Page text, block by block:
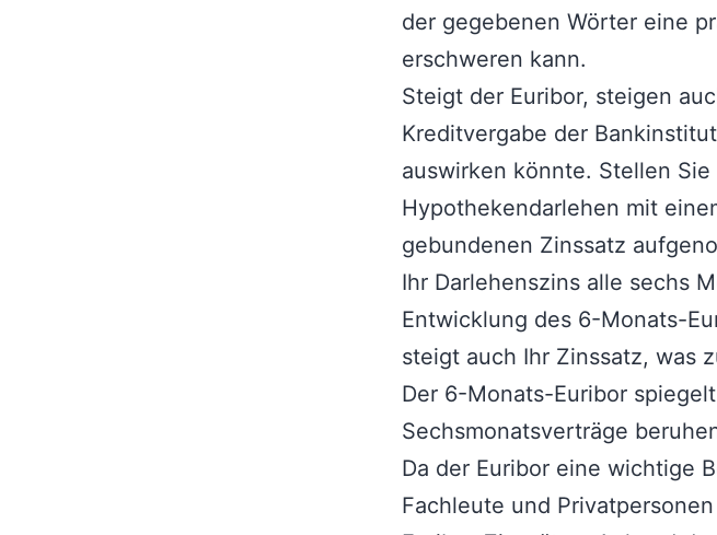
der gegebenen Wörter eine
erschweren kann.
Steigt der Euribor, steigen
Kreditvergabe der
auswirken könnte. Stellen
Hypothekendarlehen mit
gebundenen Zinssatz
Ihr Darlehenszins alle sechs
Entwicklung des 6-Monats-
steigt auch Ihr Zinssatz, was
Der 6-Monats-Euribor
Sechsmonatsverträge
Da der Euribor eine wichtige
Fachleute und